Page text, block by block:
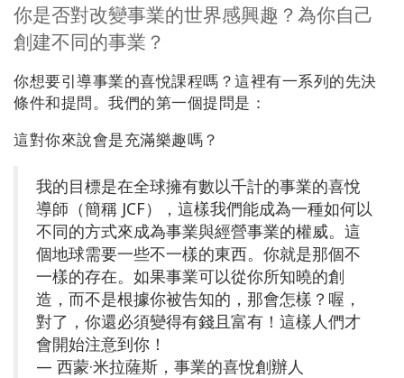
區
程
師
Shop
More
你是否對改變事業的世界感興趣？為你自己
創建不同的事業？
你想要引導事業的喜悅課程嗎？這裡有一系列的先決
條件和提問。我們的第一個提問是：
這對你來說會是充滿樂趣嗎？
我的目標是在全球擁有數以千計的事業的喜悅
導師（簡稱 JCF），這樣我們能成為一種如何以
不同的方式來成為事業與經營事業的權威。這
個地球需要一些不一樣的東西。你就是那個不
一樣的存在。如果事業可以從你所知曉的創
造，而不是根據你被告知的，那會怎樣？喔，
對了，你還必須變得有錢且富有！這樣人們才
會開始注意到你！
— 西蒙·米拉薩斯，事業的喜悅創辦人